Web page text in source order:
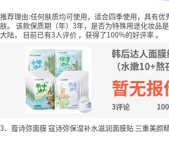
推荐理由:任何肤质均可使用，适合四季使用，具有
肤。 该款保质期（年）3年，是否为特殊用途化妆品
大陆，
目前已有3人评价 ，获得了100%的好评率。
韩后达人面
（水嫩10+
暂无报
3评论
3、蔻诗弥面膜 寇诗弥保湿补水滋润面膜贴 三重美颜